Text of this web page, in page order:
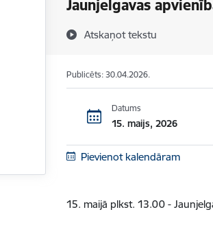
Jaunjelgavas
Atskaņot tekstu
Publicēts: 30.04.2026.
Datums
15. maijs, 2026
Pievienot kalendāram
15. maijā plkst. 13.00 -